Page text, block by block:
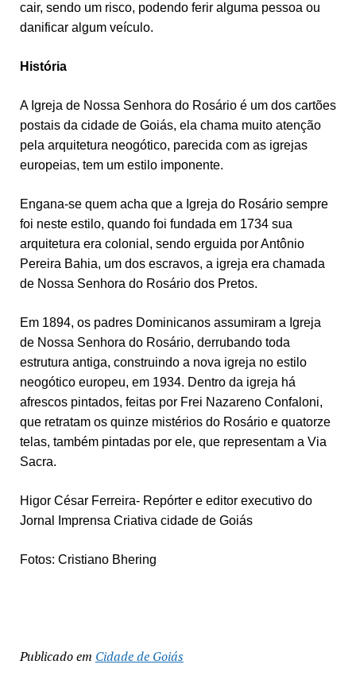
cair, sendo um risco, podendo ferir alguma pessoa ou
danificar algum veículo.
História
A Igreja de Nossa Senhora do Rosário é um dos cartões
postais da cidade de Goiás, ela chama muito atenção
pela arquitetura neogótico, parecida com as igrejas
europeias, tem um estilo imponente.
Engana-se quem acha que a Igreja do Rosário sempre
foi neste estilo, quando foi fundada em 1734 sua
arquitetura era colonial, sendo erguida por Antônio
Pereira Bahia, um dos escravos, a igreja era chamada
de Nossa Senhora do Rosário dos Pretos.
Em 1894, os padres Dominicanos assumiram a Igreja
de Nossa Senhora do Rosário, derrubando toda
estrutura antiga, construindo a nova igreja no estilo
neogótico europeu, em 1934. Dentro da igreja há
afrescos pintados, feitas por Frei Nazareno Confaloni,
que retratam os quinze mistérios do Rosário e quatorze
telas, também pintadas por ele, que representam a Via
Sacra.
Higor César Ferreira- Repórter e editor executivo do
Jornal Imprensa Criativa cidade de Goiás
Fotos: Cristiano Bhering
Publicado em Cidade de Goiás